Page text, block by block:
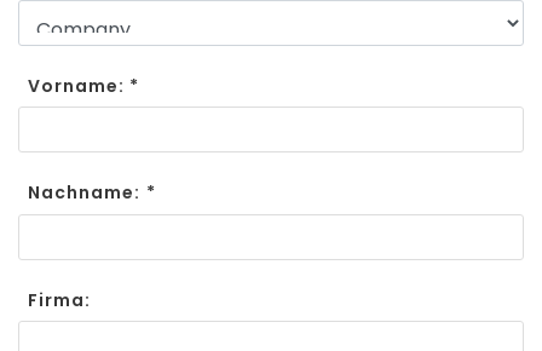
Vorname: *
Nachname: *
Firma: